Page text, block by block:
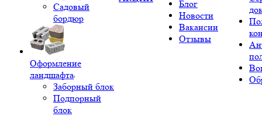
Садовый
бордюр
Оформление
ландшафта
Заборный блок
Подпорный
блок
Блог
Новости
Вакансии
Отзывы